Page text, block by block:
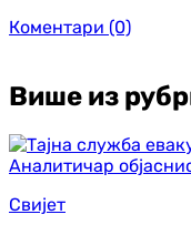
Коментари (0)
Више из
Свијет